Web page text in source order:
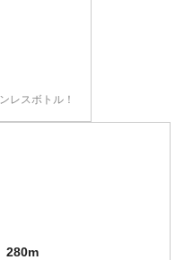
レスボトル！
280m